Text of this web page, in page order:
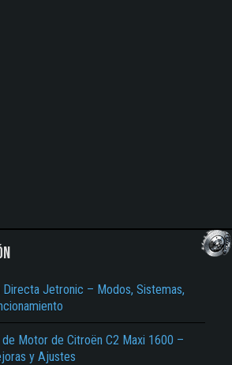
Jetronic – Modos, Sistemas,
Motor de Citroën C2 Maxi 1600 –
y Ajustes